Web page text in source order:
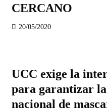
CERCANO
20/05/2020
UCC exige la
para garantizar
nacional de